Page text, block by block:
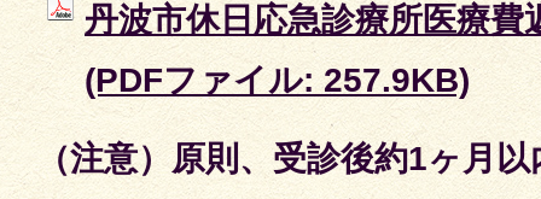
丹波市休日応急診療所医療費
(PDFファイル: 257.9KB)
（注意）原則、受診後約1ヶ月